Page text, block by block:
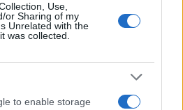
Use,
or Sharing of my
Unrelated with the
was collected.
to enable storage
– Un big a
Sara Mariani